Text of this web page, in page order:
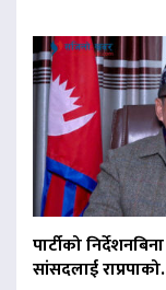
पार्टीको
सांसदलाई